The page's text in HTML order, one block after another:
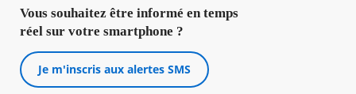
Vous souhaitez être informé en temps
réel sur votre smartphone ?
Je m'inscris aux alertes SMS